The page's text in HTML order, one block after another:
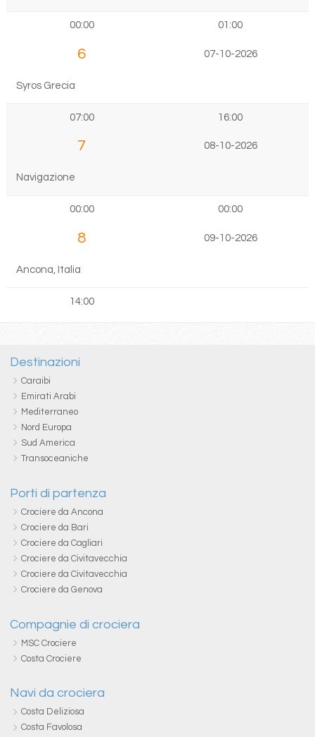
00:00 01:00
6 07-10-2026
Syros Grecia
07:00 16:00
7 08-10-2026
Navigazione
00:00 00:00
8 09-10-2026
Ancona, Italia
14:00
Destinazioni
Caraibi
Emirati Arabi
Mediterraneo
Nord Europa
Sud America
Transoceaniche
Porti di partenza
Crociere da Ancona
Crociere da Bari
Crociere da Cagliari
Crociere da Civitavecchia
Crociere da Civitavecchia
Crociere da Genova
Compagnie di crociera
MSC Crociere
Costa Crociere
Navi da crociera
Costa Deliziosa
Costa Favolosa